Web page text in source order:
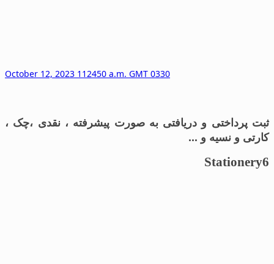
October 12, 2023 112450 a.m. GMT 0330
ثبت پرداختی و دریافتی به صورت پیشرفته ، نقدی ،چک ،
کارتی و نسیه و …
Stationery6